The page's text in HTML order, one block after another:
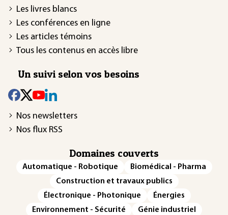
Les livres blancs
Les conférences en ligne
Les articles témoins
Tous les contenus en accès libre
Un suivi selon vos besoins
Nos newsletters
Nos flux RSS
Domaines couverts
Automatique - Robotique
Biomédical - Pharma
Construction et travaux publics
Électronique - Photonique
Énergies
Environnement - Sécurité
Génie industriel